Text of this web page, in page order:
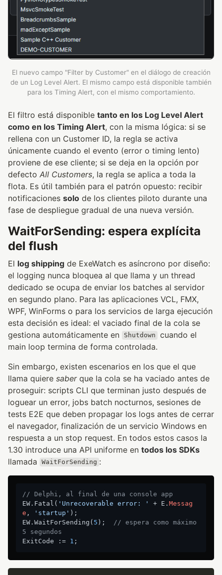
El nuevo campo "Filter by Customer" en el diálogo de creación
de un Log Level Alert. El mismo campo está disponible también
para los Timing Alert, con el mismo comportamiento.
El filtro está disponible tanto en los Log Level Alert
como en los Timing Alert, con la misma lógica: si se
rellena con un Customer ID, la regla se activa
únicamente cuando el evento (error o timing lento)
proviene de ese cliente; si se deja en la opción por
defecto All Customers, la regla se aplica a toda la
flota. Es útil también para el patrón opuesto: recibir
notificaciones solo de los clientes piloto durante una
fase de despliegue gradual de una nueva versión.
WaitForSending: espera explícita
del flush
El log shipping de ExeWatch es asíncrono por diseño:
el logging nunca bloquea al que llama y un thread
dedicado se ocupa de enviar los batches al servidor
en segundo plano. Para las aplicaciones VCL, FMX,
WPF, WinForms o para los servicios de larga ejecución
esta decisión es ideal: el vaciado final de la cola se
gestiona automáticamente en
Shutdown
cuando el
main loop termina de forma controlada.
Sin embargo, existen escenarios en los que el que
llama quiere saberque la cola se ha vaciado antes de
proseguir: scripts CLI que terminan justo después de
loguear un error, jobs batch nocturnos, sesiones de
tests E2E que deben propagar los logs antes de cerrar
el navegador, finalización de un servicio Windows en
respuesta a un stop request. En todos estos casos la
1.30 introduce una API uniforme en todos los SDKs
llamada
WaitForSending :
// Delphi, al final de una console app
EW.Fatal( 'Unrecoverable error: ' + E. Messag
e , 'startup' );
EW.WaitForSending( 5 ); // espera como máximo
5 segundos
ExitCode := 1